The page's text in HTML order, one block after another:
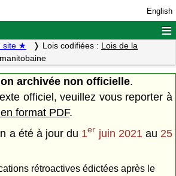
English
≡
site ★ Lois codifiées : Lois de la
archivée non officielle.
officiel, veuillez vous reporter à
format PDF.
a été à jour du 1er juin 2021 au 25
rétroactives édictées après le